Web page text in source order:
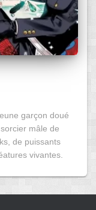
garçon doué
mâle de
de puissants
vivantes.